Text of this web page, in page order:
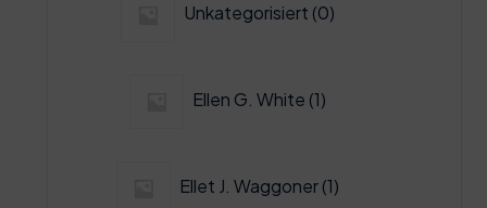
Unkategorisiert 0Produkte
Ellen G. White 1Produkt
Ellet J. Waggoner 1Produkt